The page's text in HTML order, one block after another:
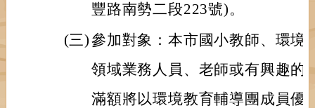
豐路南勢二段223號)。
(三)參加對象：本市國小教師、環境
領域業務人員、老師或有興趣的
滿額將以環境教育輔導團成員優